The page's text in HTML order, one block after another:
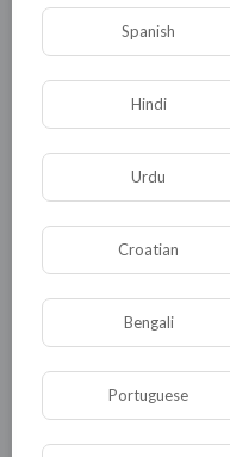
Spanish
Hindi
Urdu
Croatian
Bengali
Portuguese